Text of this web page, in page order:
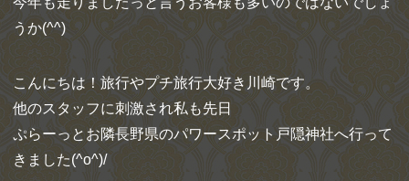
うか(^^)
こんにちは！旅行やプチ旅行大好き川崎です。
他のスタッフに刺激され私も先日
ぷらーっとお隣長野県のパワースポット戸隠神社へ行って
きました(^o^)/